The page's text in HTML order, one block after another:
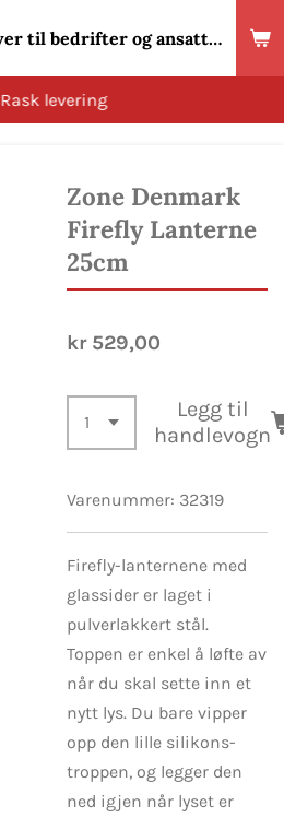
Julegaver til bedrifter og ansatte 2026! Norsk Profilreklame
Rask levering
Zone Denmark
Firefly Lanterne
25cm
kr 529,00
Legg til
handlevogn
Varenummer: 32319
Firefly-lanternene med
glassider er laget i
pulverlakkert stål.
Toppen er enkel å løfte av
når du skal sette inn et
nytt lys. Du bare vipper
opp den lille silikons-
troppen, og legger den
ned igjen når lyset er